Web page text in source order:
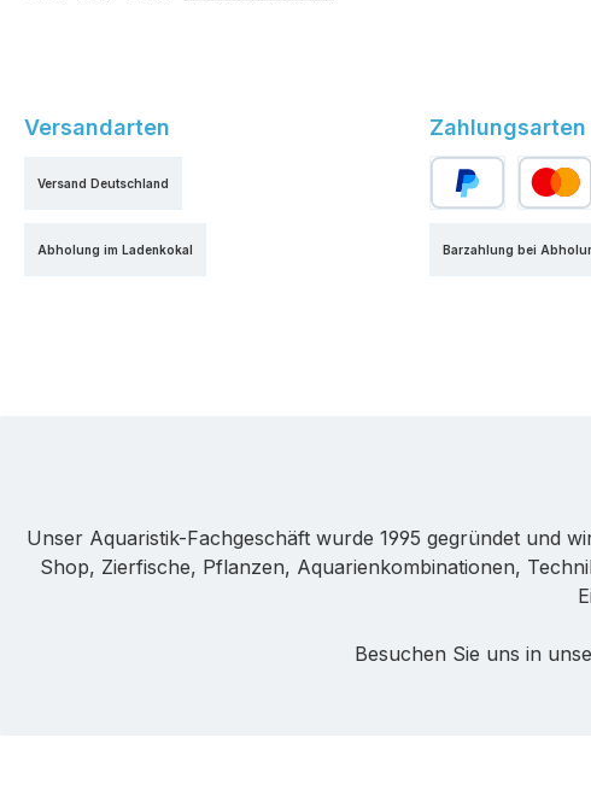
Versandarten
Versand Deutschland
Abholung im Ladenkokal
Zahlungsarten
Barzahlung bei
Unser Aquaristik-Fachgeschäft wurde 1995 gegründet und
Shop, Zierfische, Pflanzen, Aquarienkombinationen,
Besuchen Sie uns in